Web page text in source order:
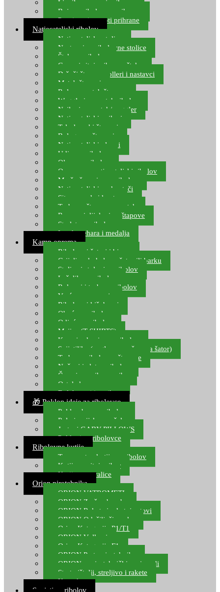
Ljepilo za crve i prihranu
Boje za ribolovnu prihranu
Provjereni recepti prihrane
Natjecateljski ribolov
Natjecateljske stolice
Nastavci za ribolovne stolice
Šteke za ribolov
Gume i sitni pribor za šteku
Držači štapova rolleri i nastavci
Match štapovi
Role za match štapove
Waggleri za match ribolov
Najloni za match/waggler
Natjecateljski najloni
Teleskopski štapovi
Bolognese štapovi
Natjecateljski plovci
Udice za ribolov
Olovo za ribolov
Oprema za natjecateljski ribolov
Mreže čuvarice za ribolov
Natjecateljski podmetači
Sito, posude i kante
Torbe za štapove – match
Rezervni dijelovi za štapove
Starlete za ribolov
Izrada pehara i medalja
Kamp oprema
Ribolovni šatori i bivvy
Grijalice, kuhala za šator ili barku
Stolice i stolovi za ribolov
Ležaljke za ribolov
Ruksaci i torbe za ribolov
Vreće za spavanje
Ribolovni kišobrani
Obuća za ribolov
Odjeća za ribolov
Majice (T-SHIRTS)
Kape i rukavice za ribolov
Svijetiljke (naglavne, ručne, za šator)
Torbe za ribolovne štapove
Noževi i alat za ribolov
Čamci za prihranu ribe
Ostala kamp oprema
Dalekozori i optika
🎁 Poklon ideje za ribolovce
Poklon bon za ribolov
Polarizacijske naočale
Jastuci GABY PILLOWS
Pokloni za ribolovce
Ribolovne kutije
Transportne kutije za ribolov
Kutije za sitni pribor
Kutije za varalice
Orion pirotehnika
ORION VATROMETI
ORION Zračne bombe
ORION Rakete i raketni setovi
ORION Odašiljači zvuka
Orion Kategorija P1/T1
ORION Vulkani
Orion Kategorija F1
ORION Party pirotehnika
ORION nepirotehnički proizvodi
Start pištolji, streljivo i rakete
Kontakt
Savjeti za ribolov